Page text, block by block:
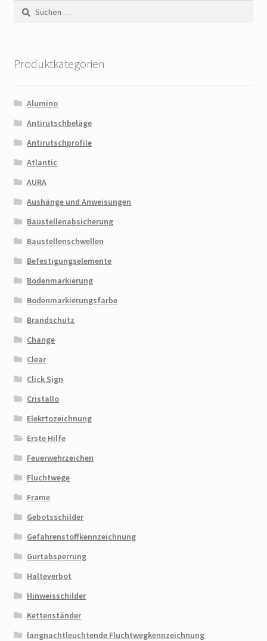
Suchen
nach:
Produktkategorien
Alumino
Antirutschbeläge
Antirutschprofile
Atlantic
AURA
Aushänge und Anweisungen
Baustellenabsicherung
Baustellenschwellen
Befestigungselemente
Bodenmarkierung
Bodenmarkierungsfarbe
Brandschutz
Change
Clear
Click Sign
Cristallo
Elekrtozeichnung
Erste Hilfe
Feuerwehrzeichen
Fluchtwege
Frame
Gebotsschilder
Gefahrenstoffkennzeichnung
Gurtabsperrung
Halteverbot
Hinweisschilder
Kettenständer
langnachtleuchtende Fluchtwegkennzeichnung